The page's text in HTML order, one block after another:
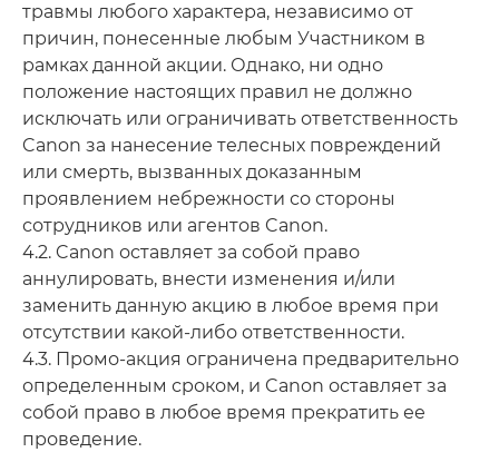
травмы любого характера, независимо от
причин, понесенные любым Участником в
рамках данной акции. Однако, ни одно
положение настоящих правил не должно
исключать или ограничивать ответственность
Canon за нанесение телесных повреждений
или смерть, вызванных доказанным
проявлением небрежности со стороны
сотрудников или агентов Canon.
4.2. Canon оставляет за собой право
аннулировать, внести изменения и/или
заменить данную акцию в любое время при
отсутствии какой-либо ответственности.
4.3. Промо-акция ограничена предварительно
определенным сроком, и Canon оставляет за
собой право в любое время прекратить ее
проведение.